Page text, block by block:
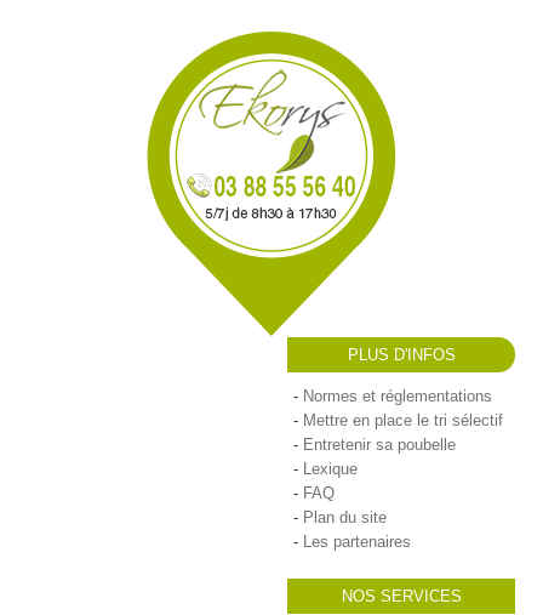
PLUS D'INFOS
Normes et réglementations
Mettre en place le tri sélectif
Entretenir sa poubelle
Lexique
FAQ
Plan du site
Les partenaires
NOS SERVICES